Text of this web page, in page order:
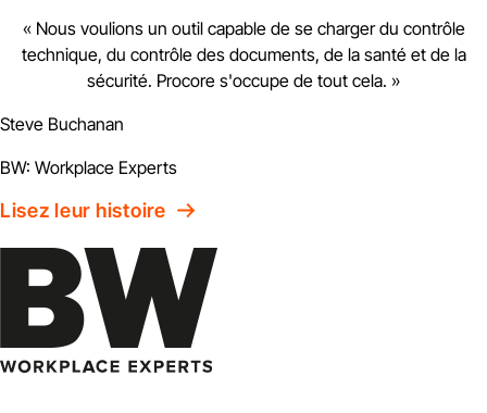
« Nous voulions un outil capable de se charger du contrôle
technique, du contrôle des documents, de la santé et de la
sécurité. Procore s'occupe de tout cela. »
Steve Buchanan
BW: Workplace Experts
Lisez leur histoire